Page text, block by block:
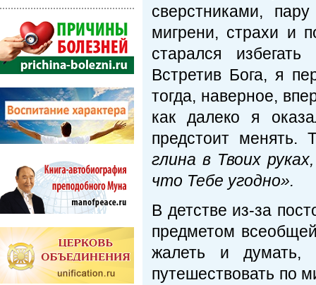
сверстниками,
мигрени, страхи и
старался
Встретив Бога, я
тогда, наверное,
как далеко я
предстоит менять.
глина в Твоих
что Тебе угодно».
В детстве из-за
предметом
жалеть и
путешествовать по